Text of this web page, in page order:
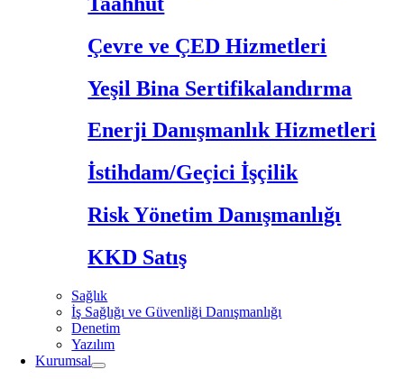
Çevre ve ÇED Hizmetleri
Yeşil Bina Sertifikalandırma
Enerji Danışmanlık Hizmetleri
İstihdam/Geçici İşçilik
Risk Yönetim Danışmanlığı
KKD Satış
Sağlık
İş Sağlığı ve Güvenliği Danışmanlığı
Denetim
Yazılım
Kurumsal